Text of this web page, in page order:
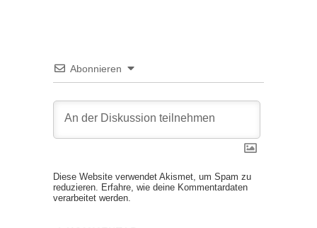
Abonnieren
Diese Website verwendet Akismet, um Spam zu
reduzieren.
Erfahre, wie deine Kommentardaten
verarbeitet werden.